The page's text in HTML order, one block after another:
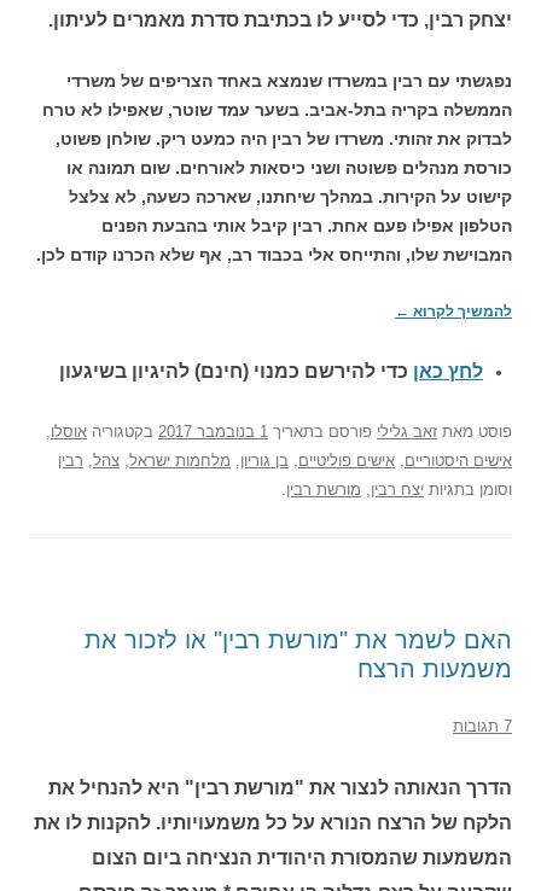
יצחק רבין, כדי לסייע לו בכתיבת סדרת מאמרים לעיתון.
נפגשתי עם רבין במשרדו שנמצא באחד הצריפים של משרדי
הממשלה בקריה בתל-אביב. בשער עמד שוטר, שאפילו לא טרח
לבדוק את זהותי. משרדו של רבין היה כמעט ריק. שולחן פשוט,
כורסת מנהלים פשוטה ושני כיסאות לאורחים. שום תמונה או
קישוט על הקירות. במהלך שיחתנו, שארכה כשעה, לא צלצל
הטלפון אפילו פעם אחת. רבין קיבל אותי בהבעת הפנים
המבוישת שלו, והתייחס אלי בכבוד רב, אף שלא הכרנו קודם לכן.
להמשיך לקרוא ←
לחץ כאן כדי להירשם כמנוי (חינם) להיגיון בשיגעון
פוסט מאת זאב גלילי פורסם בתאריך 1 בנובמבר 2017 בקטגוריה אוסלו
אישים היסטוריים אישים פוליטיים בן גוריון מלחמות ישראל צהל רבין
וסומן בתגיות יצח רבין מורשת רבין
האם לשמר את "מורשת רבין" או לזכור את
משמעות הרצח
7 תגובות
הדרך הנאותה לנצור את "מורשת רבין" היא להנחיל את
הלקח של הרצח הנורא על כל משמעויותיו. להקנות לו את
המשמעות שהמסורת היהודית הנציחה ביום הצום